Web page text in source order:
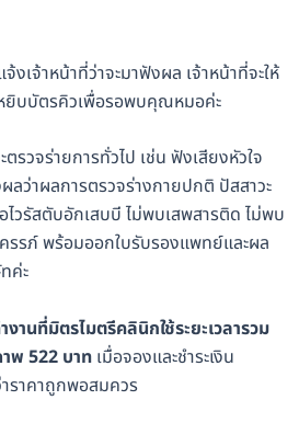
งเจ้าหน้าที่ว่าจะมาฟังผล เจ้าหน้าที่จะให้
ยิบบัตรคิวเพื่อรอพบคุณหมอค่ะ
รวจร่ายการทั่วไป เช่น ฟังเสียงหัวใจ
ว่าผลการตรวจร่างกายปกติ ปัสสาวะ
ไวรัสตับอักเสบบี ไม่พบเสพสารติด ไม่พบ
รรภ์ พร้อมออกใบรับรองแพทย์และผล
ค่ะ
านที่มิตรไมตรีคลินิกใช้ระยะเวลารวม
พ 522 บาทเมื่อจองและชำระเงิน
ราคาถูกพอสมควร